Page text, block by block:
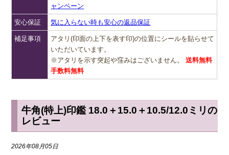
ャンペーン
安心保証 気に入らない時も安心の返品保証
補足事項
アタリ(印面の上下を表す印)の位置にシールを貼らせて
いただいています。
※アタリを示す突起や窪みはございません。送料無料
手数料無料
牛角(特上)印鑑 18.0＋15.0＋10.5/12.0ミリの
レビュー
2026年08月05日